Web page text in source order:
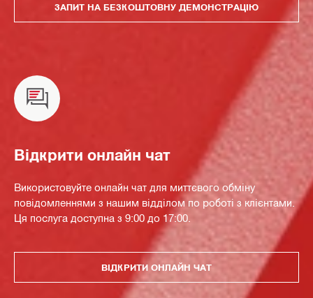
ЗАПИТ НА БЕЗКОШТОВНУ ДЕМОНСТРАЦІЮ
Відкрити онлайн чат
Використовуйте онлайн чат для миттєвого обміну
повідомленнями з нашим відділом по роботі з клієнтами.
Ця послуга доступна з 9:00 до 17:00.
ВІДКРИТИ ОНЛАЙН ЧАТ